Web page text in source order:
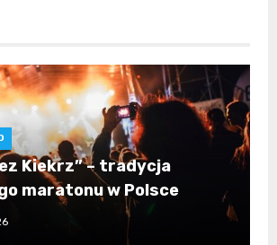
Kiekrz” – tradycja
maratonu w Polsce